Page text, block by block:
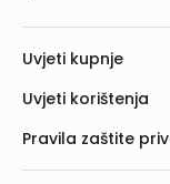
Uvjeti kupnje
Uvjeti korištenja
Pravila zaštite